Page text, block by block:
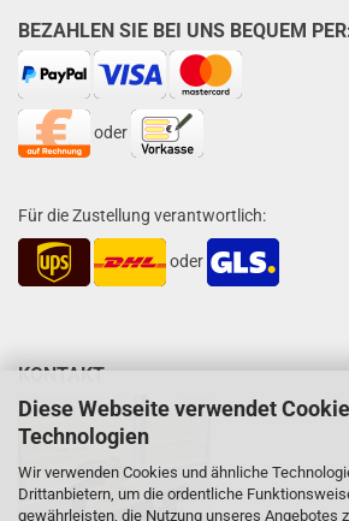
Diese Webseite verwendet
Technologien
Wir verwenden Cookies und ähnliche
Drittanbietern, um die ordentliche
gewährleisten, die Nutzung unseres Angebotes
BEZAHLEN SIE BEI UNS BEQUEM
oder
Für die Zustellung verantwortlich:
oder
KONTAKT